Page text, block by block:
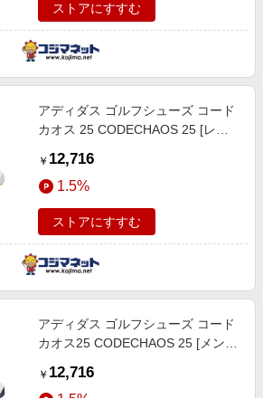
ストアにすすむ
アディダス ゴルフシューズ コード
カオス 25 CODECHAOS 25 [レデ
ワンダーシルバー×パウダーイエロ
ー
￥ 12,716
1.5%
ストアにすすむ
アディダス ゴルフシューズ コード
カオス25 CODECHAOS 25 [メン
ッジネイビー×Fホワイト
￥ 12,716
1.5%